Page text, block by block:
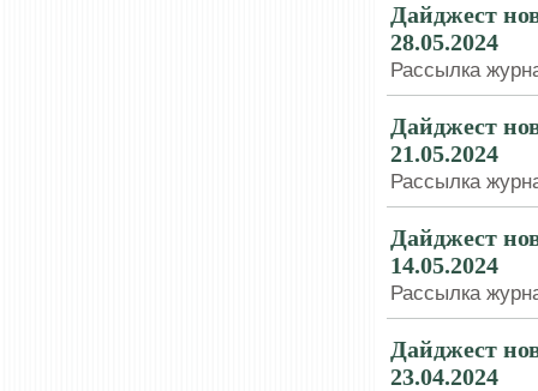
Дайджест
28.05.2024
Рассылка
Дайджест
21.05.2024
Рассылка
Дайджест
14.05.2024
Рассылка
Дайджест
23.04.2024